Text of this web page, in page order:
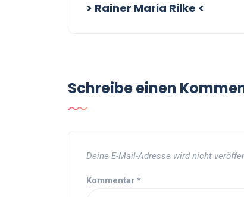
> Rainer Maria Rilke <
Schreibe einen
Deine E-Mail-Adresse wird nicht
Kommentar *